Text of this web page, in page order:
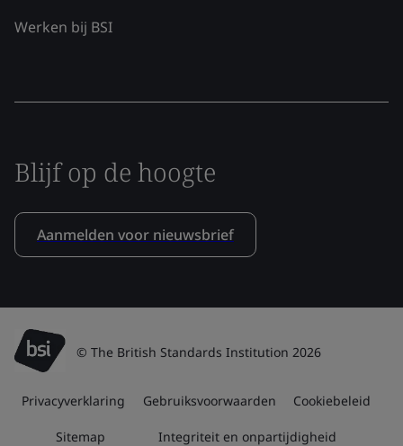
Werken bij BSI
Blijf op de hoogte
Aanmelden voor nieuwsbrief
© The British Standards Institution 2026
Privacyverklaring Gebruiksvoorwaarden Cookiebeleid
Sitemap Integriteit en onpartijdigheid